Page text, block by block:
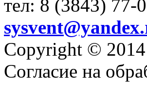
тел: 8 (3843) 77-
Copyright ©
Согласие на